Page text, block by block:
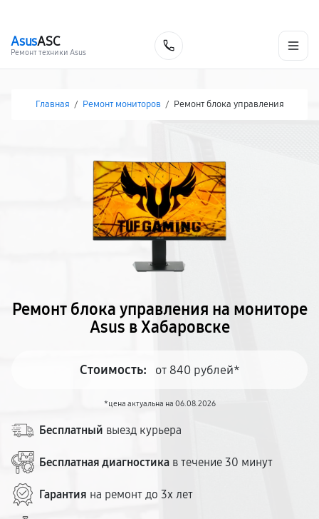
AsusASC
Ремонт техники Asus
Главная / Ремонт мониторов / Ремонт блока управления
Ремонт блока управления на мониторе
Asus в Хабаровске
Стоимость: от 840 рублей*
*цена актуальна на 06.08.2026
Бесплатный выезд курьера
Бесплатная диагностика в течение 30 минут
Гарантия на ремонт до 3х лет